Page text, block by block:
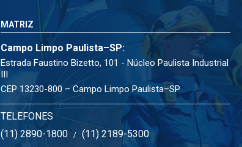
MATRIZ
Campo Limpo Paulista–SP:
Estrada Faustino Bizetto, 101 - Núcleo Paulista Industrial
III
CEP 13230-800 – Campo Limpo Paulista–SP
TELEFONES
(11) 2890-1800 /(11) 2189-5300